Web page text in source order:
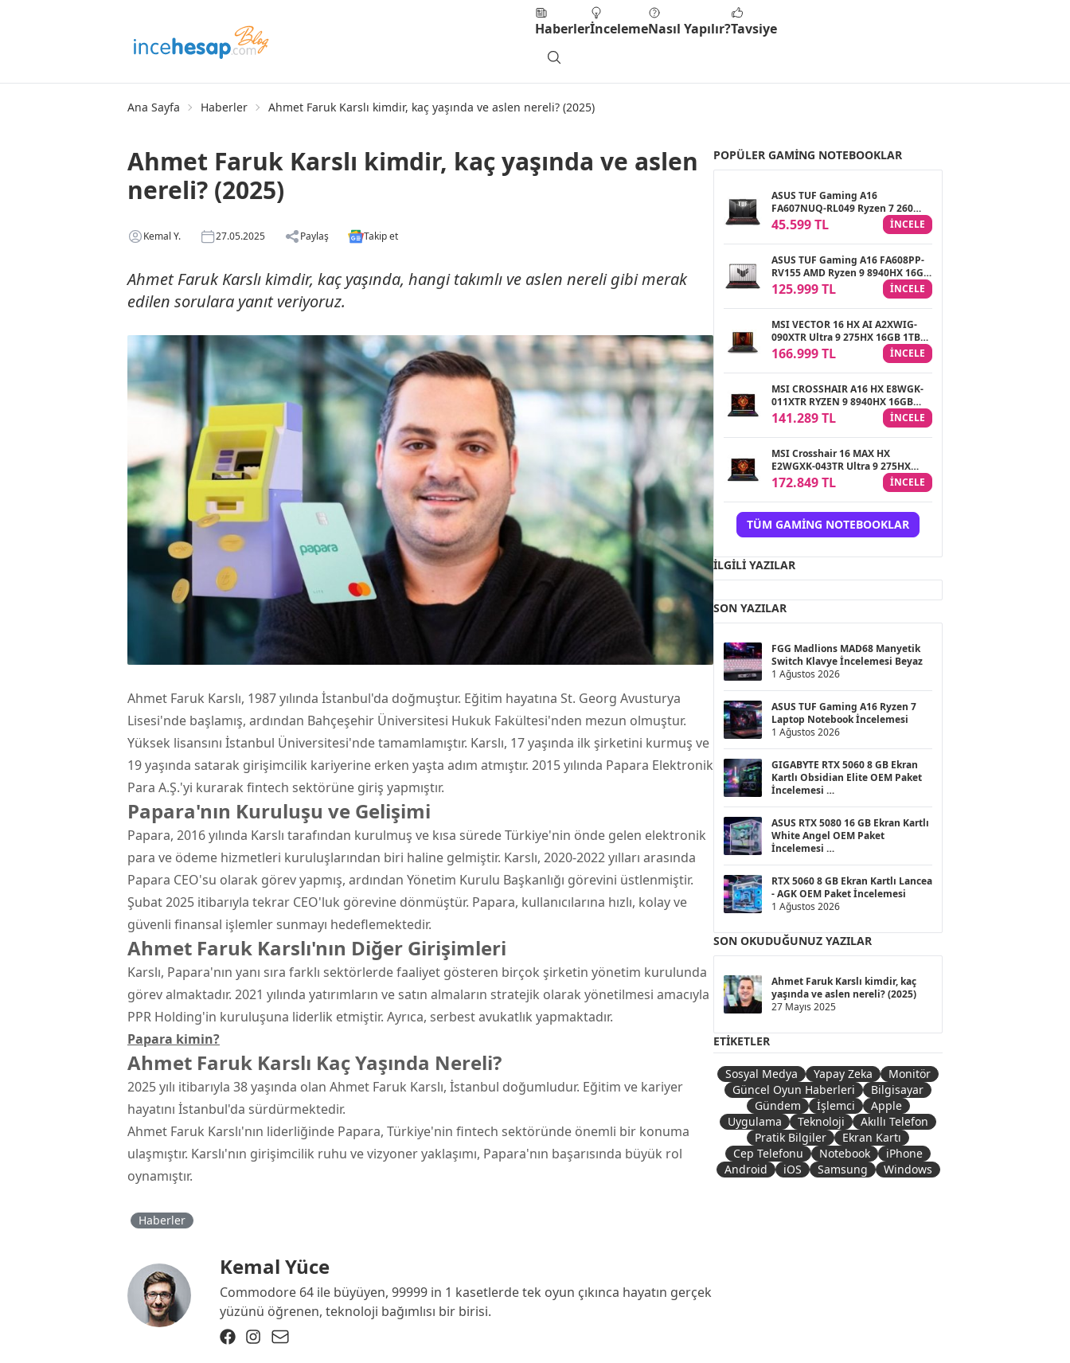
HaberlerİncelemeNasıl Yapılır?Tavsiye
Ana Sayfa Haberler Ahmet Faruk Karslı kimdir, kaç yaşında ve aslen nereli? (2025)
Ahmet Faruk Karslı kimdir, kaç yaşında ve aslen
nereli? (2025)
Kemal Y. 27.05.2025 Paylaş Takip et
Ahmet Faruk Karslı kimdir, kaç yaşında, hangi takımlı ve aslen nereli gibi merak
edilen sorulara yanıt veriyoruz.
Ahmet Faruk Karslı, 1987 yılında İstanbul'da doğmuştur. Eğitim hayatına St. Georg Avusturya
Lisesi'nde başlamış, ardından Bahçeşehir Üniversitesi Hukuk Fakültesi'nden mezun olmuştur.
Yüksek lisansını İstanbul Üniversitesi'nde tamamlamıştır. Karslı, 17 yaşında ilk şirketini kurmuş ve
19 yaşında satarak girişimcilik kariyerine erken yaşta adım atmıştır. 2015 yılında Papara Elektronik
Para A.Ş.'yi kurarak fintech sektörüne giriş yapmıştır.
Papara'nın Kuruluşu ve Gelişimi
Papara, 2016 yılında Karslı tarafından kurulmuş ve kısa sürede Türkiye'nin önde gelen elektronik
para ve ödeme hizmetleri kuruluşlarından biri haline gelmiştir. Karslı, 2020-2022 yılları arasında
Papara CEO'su olarak görev yapmış, ardından Yönetim Kurulu Başkanlığı görevini üstlenmiştir.
Şubat 2025 itibarıyla tekrar CEO'luk görevine dönmüştür. Papara, kullanıcılarına hızlı, kolay ve
güvenli finansal işlemler sunmayı hedeflemektedir.
Ahmet Faruk Karslı'nın Diğer Girişimleri
Karslı, Papara'nın yanı sıra farklı sektörlerde faaliyet gösteren birçok şirketin yönetim kurulunda
görev almaktadır. 2021 yılında yatırımların ve satın almaların stratejik olarak yönetilmesi amacıyla
PPR Holding'in kuruluşuna liderlik etmiştir. Ayrıca, serbest avukatlık yapmaktadır.
Papara kimin?
Ahmet Faruk Karslı Kaç Yaşında Nereli?
2025 yılı itibarıyla 38 yaşında olan Ahmet Faruk Karslı, İstanbul doğumludur. Eğitim ve kariyer
hayatını İstanbul'da sürdürmektedir.
Ahmet Faruk Karslı'nın liderliğinde Papara, Türkiye'nin fintech sektöründe önemli bir konuma
ulaşmıştır. Karslı'nın girişimcilik ruhu ve vizyoner yaklaşımı, Papara'nın başarısında büyük rol
oynamıştır.
Haberler
Kemal Yüce
Commodore 64 ile büyüyen, 99999 in 1 kasetlerde tek oyun çıkınca hayatın gerçek
yüzünü öğrenen, teknoloji bağımlısı bir birisi.
POPÜLER GAMING NOTEBOOKLAR
ASUS TUF Gaming A16
FA607NUQ-RL049 Ryzen 7 260
16GB DDR5 512GB SSD RTX4050
6GB 16.0″ WUXGA 144Hz IPS
FreeDOS Gaming Laptop
45.599 TL INCELE
ASUS TUF Gaming A16 FA608PP-
RV155 AMD Ryzen 9 8940HX 16GB
DDR5 1TB SSD RTX 5070 8GB 16.0″
165Hz FreeDOS Gaming
Notebook
125.999 TL INCELE
MSI VECTOR 16 HX AI A2XWIG-
090XTR Ultra 9 275HX 16GB 1TB
SSD 16GB RTX5080 16GB 16.0″
QHD+ 240Hz FreeDOS Gaming
Notebook
166.999 TL INCELE
MSI CROSSHAIR A16 HX E8WGK-
011XTR RYZEN 9 8940HX 16GB
1TB SSD RTX5070 8GB 16.0″ QHD+
240HZ FREEDOS GAMING
NOTEBOOK
141.289 TL INCELE
MSI Crosshair 16 MAX HX
E2WGXK-043TR Ultra 9 275HX
32GB 1TB SSD 8GB RTX5070 16
QHD+ 240Hz Windows 11 Gaming
NoteBook
172.849 TL INCELE
TÜM GAMING NOTEBOOKLAR
İLGILI YAZILAR
SON YAZILAR
FGG Madlions MAD68 Manyetik
Switch Klavye İncelemesi Beyaz
1 Ağustos 2026
ASUS TUF Gaming A16 Ryzen 7
Laptop Notebook İncelemesi
1 Ağustos 2026
GIGABYTE RTX 5060 8 GB Ekran
Kartlı Obsidian Elite OEM Paket
İncelemesi
ASUS RTX 5080 16 GB Ekran Kartlı
White Angel OEM Paket
İncelemesi
RTX 5060 8 GB Ekran Kartlı Lancea
- AGK OEM Paket İncelemesi
1 Ağustos 2026
SON OKUDUĞUNUZ YAZILAR
Ahmet Faruk Karslı kimdir, kaç
yaşında ve aslen nereli? (2025)
27 Mayıs 2025
ETIKETLER
Sosyal Medya Yapay Zeka
Monitör
Güncel Oyun Haberleri
Bilgisayar
Gündem
İşlemci
Apple
Uygulama
Teknoloji
Akıllı Telefon
Pratik Bilgiler
Ekran Kartı
Cep Telefonu
Notebook
iPhone
Android
iOS Samsung Windows